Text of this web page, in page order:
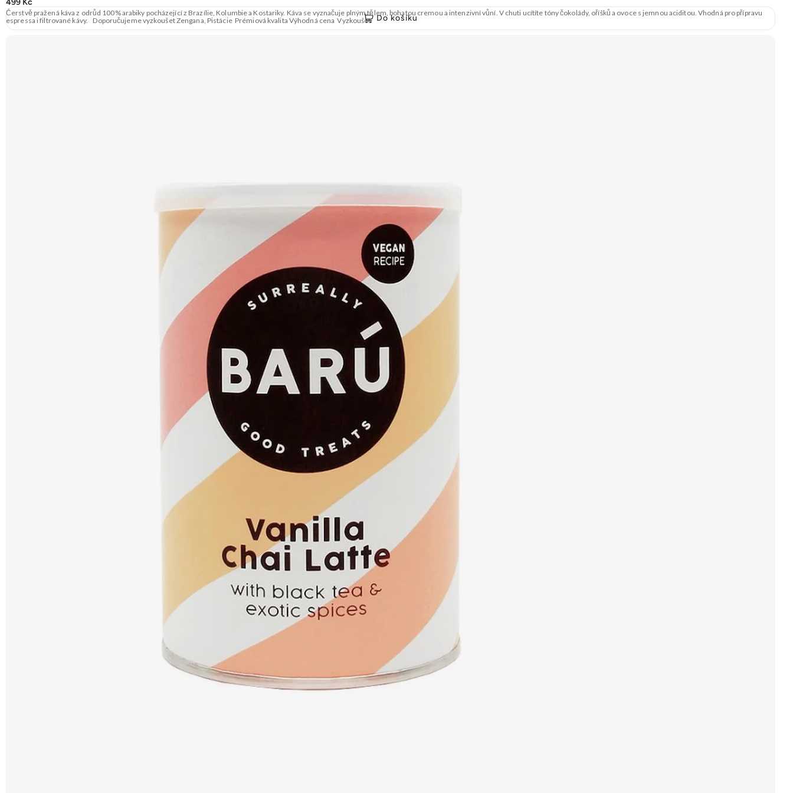
499 Kč
Do košíku
Čerstvě pražená káva z odrůd 100% arabiky pocházející z Brazílie, Kolumbie a Kostariky. Káva se vyznačuje plným tělem, bohatou cremou a intenzivní vůní. V chuti ucítíte tóny čokolády, oříšků a ovoce s jemnou aciditou. Vhodná pro přípravu
espressa i filtrované kávy. Doporučujeme vyzkoušet Zengana, Pistácie Prémiová kvalita Výhodná cena Vyzkoušet